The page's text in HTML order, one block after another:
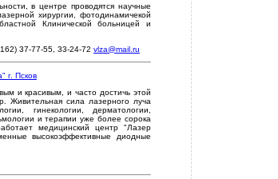
в центре проводятся научные
хирургии, фотодинамичекой
Клинической больницей и
37-77-55, 33-24-72 vlza@mail.ru
г. Псков
и красивым, и часто достичь этой
Живительная сила лазерного луча
гинекологии, дерматологии,
и терапии уже более сорока
медицинский центр "Лазер
высокоэффективные диодные